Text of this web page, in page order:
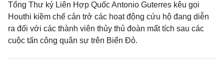
Tổng Thư ký Liên Hợp Quốc Antonio Guterres kêu gọi
Houthi kiềm chế cản trở các hoạt động cứu hộ đang diễn
ra đối với các thành viên thủy thủ đoàn mất tích sau các
cuộc tấn công quân sự trên Biển Đỏ.